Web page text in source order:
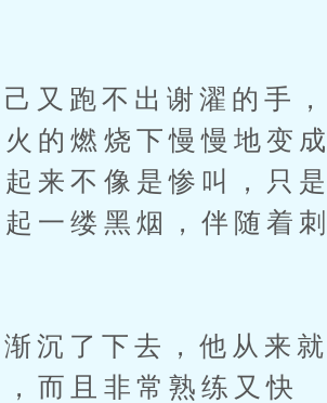
跑不出谢濯的手，
的燃烧下慢慢地变成
来不像是惨叫，只是
一缕黑烟，伴随着刺
了下去，他从来就
而且非常熟练又快